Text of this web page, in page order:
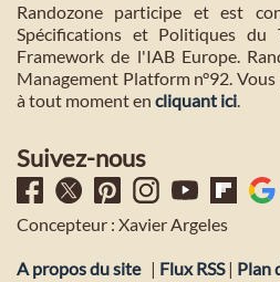
Randozone participe et est
Spécifications et Politiques du
Framework de l'IAB Europe.
Management Platform n°92.
à tout moment en cliquant ici.
Suivez-nous
Concepteur : Xavier Argeles
A propos du site | Flux RSS| Plan